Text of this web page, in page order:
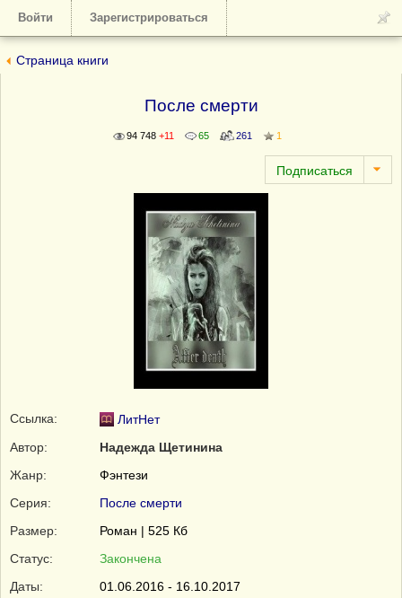
Войти Зарегистрироваться
Страница книги
После смерти
94 748 +11 65 261 1
Ссылка:
ЛитНет
Автор:
Надежда Щетинина
Жанр:
Фэнтези
Серия:
После смерти
Размер:
Роман | 525 Кб
Статус:
Закончена
Даты:
01.06.2016 - 16.10.2017